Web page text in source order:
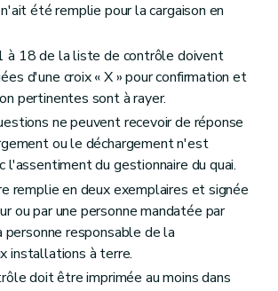
été remplie pour la cargaison en
à 18 de la liste de contrôle doivent
d'une croix « X » pour confirmation et
pertinentes sont à rayer.
ne peuvent recevoir de réponse
ou le déchargement n'est
l'assentiment du gestionnaire du quai.
remplie en deux exemplaires et signée
ou par une personne mandatée par
personne responsable de la
installations à terre.
doit être imprimée au moins dans